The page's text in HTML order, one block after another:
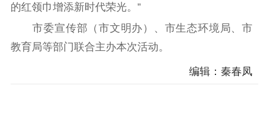
的红领巾增添新时代荣光。”
市委宣传部（市文明办）、市生态环境局、市
教育局等部门联合主办本次活动。
编辑：秦春凤